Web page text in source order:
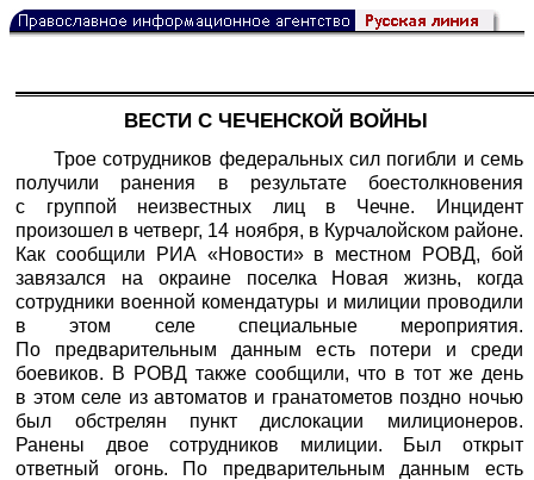
ВЕСТИ С ЧЕЧЕНСКОЙ ВОЙНЫ
Трое сотрудников федеральных сил погибли и семь
получили ранения в результате боестолкновения
с группой неизвестных лиц в Чечне. Инцидент
произошел в четверг, 14 ноября, в Курчалойском районе.
Как сообщили
РИА «Новости» в местном РОВД, бой
завязался на окраине поселка Новая жизнь, когда
сотрудники военной комендатуры и милиции проводили
в этом селе специальные мероприятия.
По предварительным данным есть потери и среди
боевиков. В РОВД также сообщили, что в тот же день
в этом селе из автоматов и гранатометов поздно ночью
был обстрелян пункт дислокации милиционеров.
Ранены двое сотрудников милиции. Был открыт
ответный огонь. По предварительным данным есть